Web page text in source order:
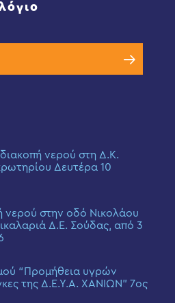
νερού στη Δ.Κ.
Δευτέρα 10
νερού στην οδό Νικολάου
Δ.Ε. Σούδας, από 3
“Προμήθεια υγρών
της Δ.Ε.Υ.Α. ΧΑΝΙΩΝ” 7ος